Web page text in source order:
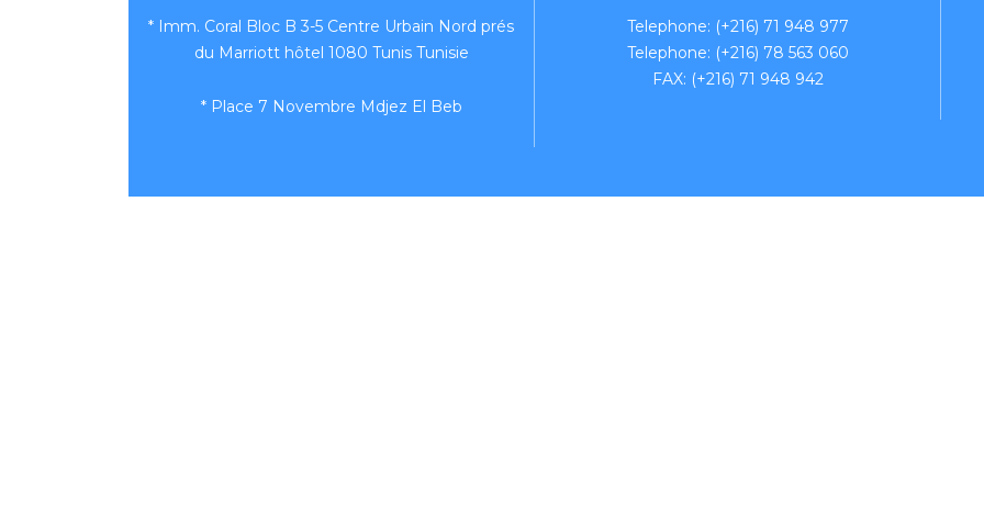
* Imm. Coral Bloc B 3-5 Centre Urbain Nord prés
du Marriott hôtel 1080 Tunis Tunisie
* Place 7 Novembre Mdjez El Beb
Telephone: (+216) 71 948 977
Telephone: (+216) 78 563 060
FAX: (+216) 71 948 942